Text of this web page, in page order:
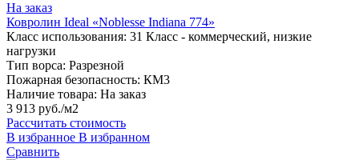
На заказ
Ковролин Ideal «Noblesse Indiana 774»
Класс использования: 31 Класс - коммерческий, низкие
нагрузки
Тип ворса: Разрезной
Пожарная безопасность: КМ3
Наличие товара: На заказ
3 913 руб./м2
Рассчитать стоимость
В избранное В избранном
Сравнить